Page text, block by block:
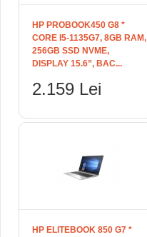
HP PROBOOK450 G8 *
CORE I5-1135G7, 8GB RAM,
256GB SSD NVME,
DISPLAY 15.6”, BAC...
2.159 Lei
HP ELITEBOOK 850 G7 *